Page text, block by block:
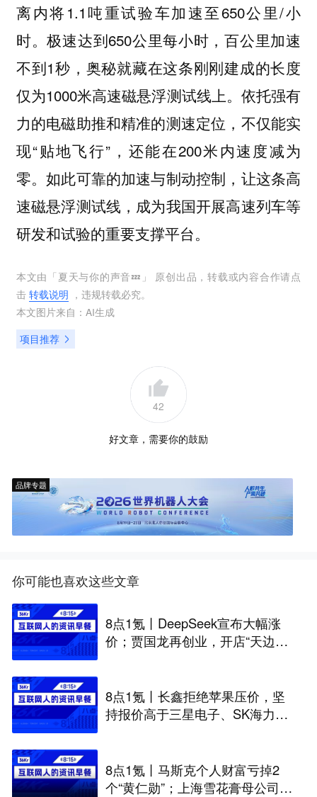
离内将1.1吨重试验车加速至650公里/小
时。极速达到650公里每小时，百公里加速
不到1秒，奥秘就藏在这条刚刚建成的长度
仅为1000米高速磁悬浮测试线上。依托强有
力的电磁助推和精准的测速定位，不仅能实
现“贴地飞行”，还能在200米内速度减为
零。如此可靠的加速与制动控制，让这条高
速磁悬浮测试线，成为我国开展高速列车等
研发和试验的重要支撑平台。
本文由「 夏天与你的声音💤 」 原创出品，转载或内容合作请点
击 转载说明 ，违规转载必究。
本文图片来自： AI生成
项目推荐
42
好文章，需要你的鼓励
品牌专题
你可能也喜欢这些文章
8点1氪丨DeepSeek宣布大幅涨
价；贾国龙再创业，开店“天边羊
8点1氪丨长鑫拒绝苹果压价，坚
持报价高于三星电子、SK海力
状态”
8点1氪丨马斯克个人财富亏掉2
个“黄仁勋”；上海雪花膏母公司破